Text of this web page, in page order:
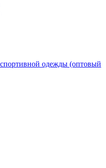
одежды (оптовый